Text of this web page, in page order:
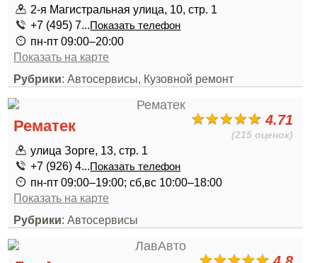
2-я Магистральная улица, 10, стр. 1
+7 (495) 7...Показать телефон
пн-пт 09:00–20:00
Показать на карте
Рубрики: Автосервисы, Кузовной ремонт
4.71
(215 оценок)
Рематек
улица Зорге, 13, стр. 1
+7 (926) 4...Показать телефон
пн-пт 09:00–19:00; сб,вс 10:00–18:00
Показать на карте
Рубрики: Автосервисы